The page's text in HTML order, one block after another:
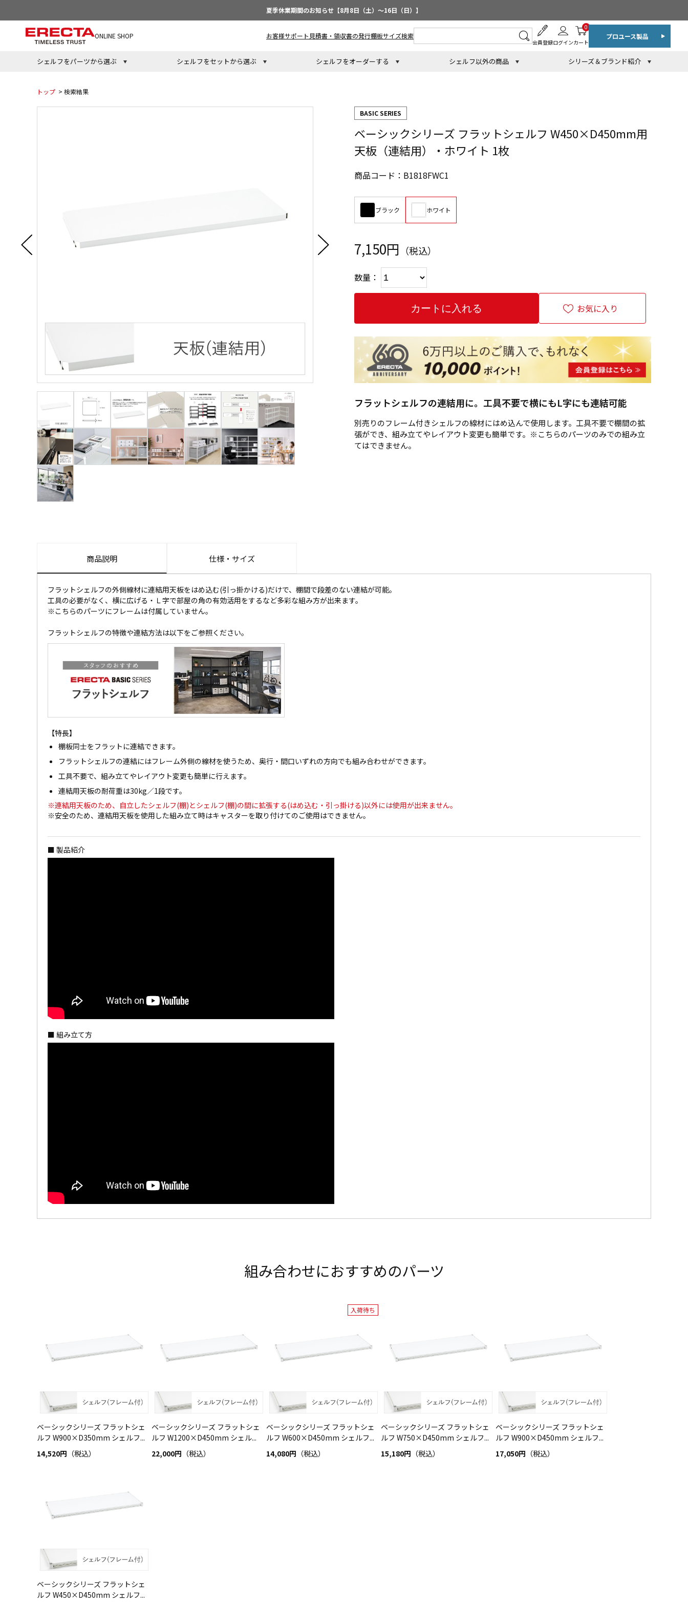
夏季休業期間のお知らせ【8月8日（土）～16日（日）】
ONLINE SHOP お客様サポート 見積書・領収書の発行棚板サイズ検索
会員登録ログインカート
0
プロユース製品
シェルフをパーツから選ぶ シェルフをセットから選ぶ シェルフをオーダーする シェルフ以外の商品 シリーズ＆ブランド紹介
トップ > 検索結果
BASIC SERIES
ベーシックシリーズ フラットシェルフ W450×D450mm用
天板（連結用）・ホワイト 1枚
商品コード：B1818FWC1
ブラック ホワイト
7,150円 （税込）
数量：
お気に入り
フラットシェルフの連結用に。工具不要で横にもL字にも連結可能
別売りのフレーム付きシェルフの線材にはめ込んで使用します。工具不要で棚間の拡
張ができ、組み立てやレイアウト変更も簡単です。※こちらのパーツのみでの組み立
てはできません。
商品説明 仕様・サイズ
フラットシェルフの外側線材に連結用天板をはめ込む(引っ掛かける)だけで、棚間で段差のない連結が可能。
工具の必要がなく、横に広げる・Ｌ字で部屋の角の有効活用をするなど多彩な組み方が出来ます。
※こちらのパーツにフレームは付属していません。
フラットシェルフの特徴や連結方法は以下をご参照ください。
【特長】
棚板同士をフラットに連結できます。
フラットシェルフの連結にはフレーム外側の線材を使うため、奥行・間口いずれの方向でも組み合わせができます。
工具不要で、組み立てやレイアウト変更も簡単に行えます。
連結用天板の耐荷重は30kg／1段です。
※連結用天板のため、自立したシェルフ(棚)とシェルフ(棚)の間に拡張する(はめ込む・引っ掛ける)以外には使用が出来ません。
※安全のため、連結用天板を使用した組み立て時はキャスターを取り付けてのご使用はできません。
■ 製品紹介
■ 組み立て方
組み合わせにおすすめのパーツ
ベーシックシリーズ フラットシェ
ルフ W900×D350mm シェルフ...
14,520円 （税込）
ベーシックシリーズ フラットシェ
ルフ W1200×D450mm シェル...
22,000円 （税込）
入荷待ち
ベーシックシリーズ フラットシェ
ルフ W600×D450mm シェルフ...
14,080円 （税込）
ベーシックシリーズ フラットシェ
ルフ W750×D450mm シェルフ...
15,180円 （税込）
ベーシックシリーズ フラットシェ
ルフ W900×D450mm シェルフ...
17,050円 （税込）
ベーシックシリーズ フラットシェ
ルフ W450×D450mm シェルフ...